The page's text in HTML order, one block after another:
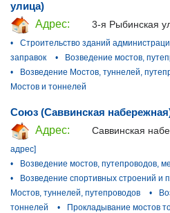
улица)
Адрес:
3-я Рыбинская
•
Строительство зданий
заправок
•
Возведение мостов,
•
Возведение Мостов, туннелей,
Мостов и тоннелей
Союз (Саввинская
Адрес:
Саввинская
адрес]
•
Возведение мостов, путепроводов,
•
Возведение спортивных строений и
Мостов, туннелей, путепроводов
•
тоннелей
• Прокладывание мостов